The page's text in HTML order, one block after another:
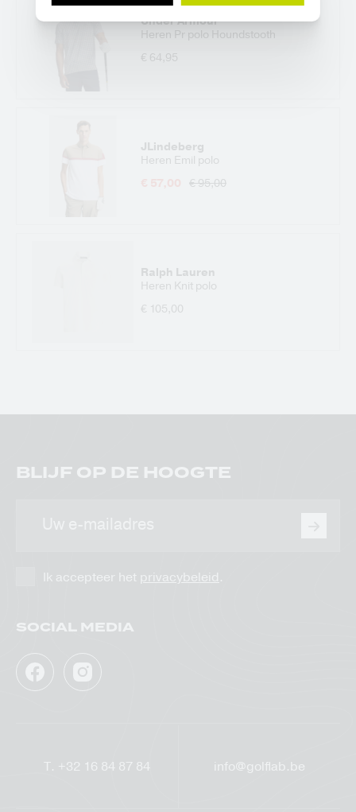
Under Armour
Heren Pr polo Houndstooth
€ 64,95
JLindeberg
Heren Emil polo
€ 95,00
Ralph Lauren
Heren Knit polo
€ 105,00
BLIJF OP DE HOOGTE
Ik accepteer het privacybeleid.
SOCIAL MEDIA
Facebook
GolfLab
Instagram
GolfLab
T. +32 16 84 87 84 info@golflab.be